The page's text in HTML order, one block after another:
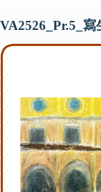
VA2526_Pr.5_寫